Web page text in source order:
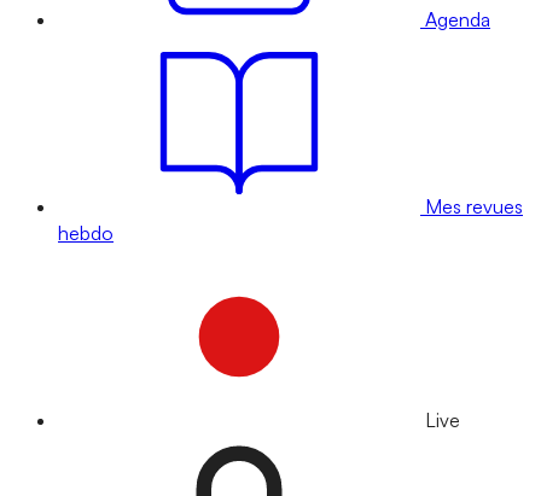
Agenda
Mes revues
hebdo
Live